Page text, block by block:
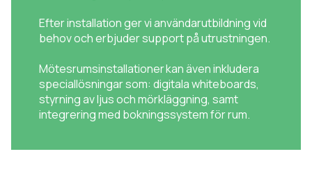
Efter installation ger vi användarutbildning vid
behov och erbjuder support på utrustningen.
Mötesrumsinstallationer kan även inkludera
speciallösningar som: digitala whiteboards,
styrning av ljus och mörkläggning, samt
integrering med bokningssystem för rum.